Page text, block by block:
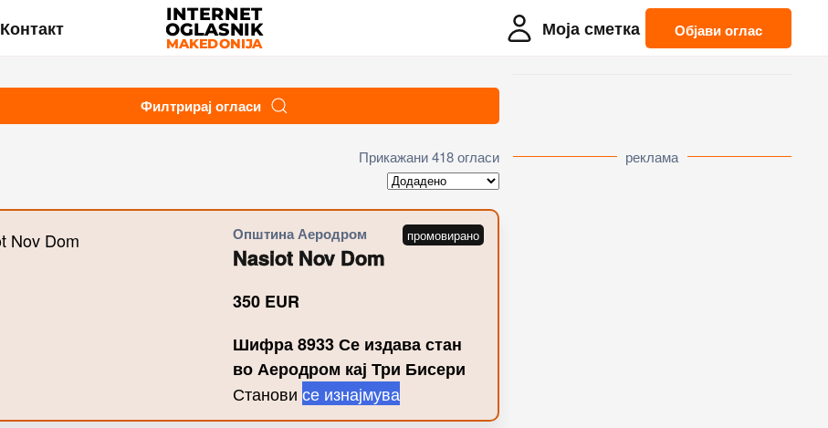
Контакт Моја сметка Објави оглас
Филтрирај огласи
Прикажани 418 огласи
Општина Аеродром
Nasiot Nov Dom
350 EUR
Шифра 8933 Се издава стан
во Аеродром кај Три Бисери
Станови се изнајмува
реклама